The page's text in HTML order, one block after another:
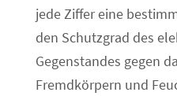
jede Ziffer eine
den Schutzgrad des
Gegenstandes gegen
Fremdkörpern und